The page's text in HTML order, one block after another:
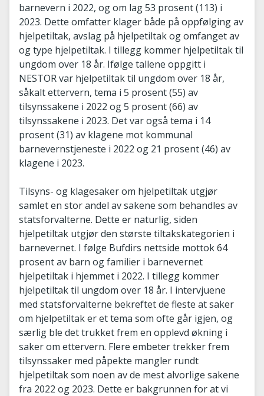
barnevern i 2022, og om lag 53 prosent (113) i
2023. Dette omfatter klager både på oppfølging av
hjelpetiltak, avslag på hjelpetiltak og omfanget av
og type hjelpetiltak. I tillegg kommer hjelpetiltak til
ungdom over 18 år. Ifølge tallene oppgitt i
NESTOR var hjelpetiltak til ungdom over 18 år,
såkalt ettervern, tema i 5 prosent (55) av
tilsynssakene i 2022 og 5 prosent (66) av
tilsynssakene i 2023. Det var også tema i 14
prosent (31) av klagene mot kommunal
barnevernstjeneste i 2022 og 21 prosent (46) av
klagene i 2023.
Tilsyns- og klagesaker om hjelpetiltak utgjør
samlet en stor andel av sakene som behandles av
statsforvalterne. Dette er naturlig, siden
hjelpetiltak utgjør den største tiltakskategorien i
barnevernet. I følge Bufdirs nettside mottok 64
prosent av barn og familier i barnevernet
hjelpetiltak i hjemmet i 2022. I tillegg kommer
hjelpetiltak til ungdom over 18 år. I intervjuene
med statsforvalterne bekreftet de fleste at saker
om hjelpetiltak er et tema som ofte går igjen, og
særlig ble det trukket frem en opplevd økning i
saker om ettervern. Flere embeter trekker frem
tilsynssaker med påpekte mangler rundt
hjelpetiltak som noen av de mest alvorlige sakene
fra 2022 og 2023. Dette er bakgrunnen for at vi